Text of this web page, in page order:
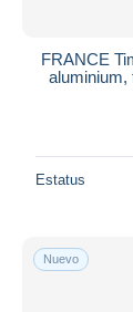
FRANCE
aluminium,
Estatus
Nuevo